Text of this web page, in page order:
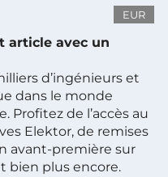
EUR
article avec un
d’ingénieurs et
dans le monde
de l’accès au
Elektor, de remises
avant-première sur
bien plus encore.